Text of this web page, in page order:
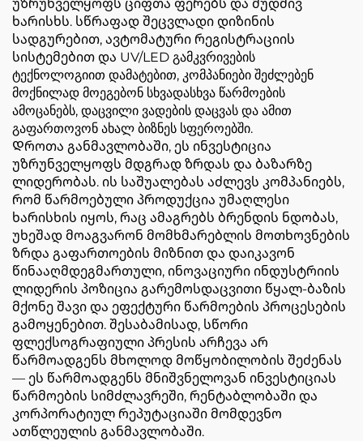
უზრუნველყოფს ციფთა ფერებს და მუდმივ
ხარისხს. სწრაფად შეცვლადი დიზინის
სადგურებით, ავტომატური რეგისტრაციის
სისტემებით და UV/LED გამკვრივების
ტექნოლოგიით დამატებით, კომპანიები შეძლებენ
მოქნილად მოეგებონ სხვადასხვა წარმოების
ამოცანებს, დაცვილი ვადების დაცვას და ამით
გაფართოვონ ახალ ბიზნეს სფეროებში.
Დროთა განმავლობაში, ეს ინვესტიცია
უზრუნველყოფს მდგრად ზრდას და ბაზარზე
ლიდერობას. ის საშუალებას აძლევს კომპანიებს,
რომ წარმოებული პროდუქცია უმაღლესი
ხარისხის იყოს, რაც ამაგრებს ბრენდის ნდობას,
უხეშად მოაგვარონ მომხმარებლის მოთხოვნების
ზრდა გაფართოების მიზნით და დაიკავონ
წინააღმდეგმართული, ინოვაციური ინდუსტრიის
ლიდერის პოზიცია გარემოსდაცვითი წყალ-ბაზის
მქონე შავი და ეფექტური წარმოების პროცესების
გამოყენებით. შესაბამისად, სწორი
ფლექსოგრაფიული პრესის არჩევა არ
წარმოადგენს მხოლოდ მოწყობილობის შეძენას
— ეს წარმოადგენს მნიშვნელოვან ინვესტიციას
წარმოების სიმძლავრეში, რენტაბლობაში და
კორპორატიულ რეპუტაციაში მომდევნო
ათწლეულის განმავლობაში.